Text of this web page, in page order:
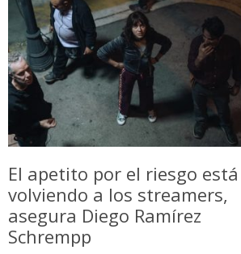
El apetito por el riesgo está
volviendo a los streamers,
asegura Diego Ramírez
Schrempp